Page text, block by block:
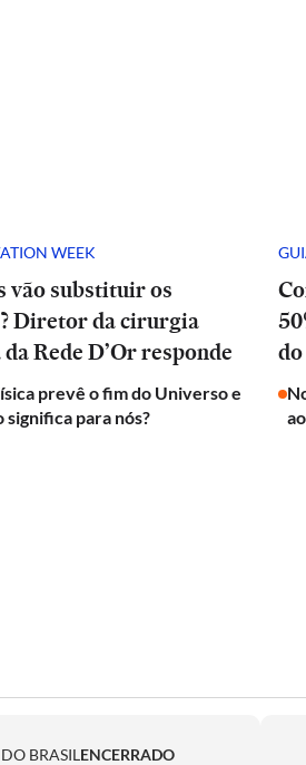
WEEK
vão substituir os
Diretor da cirurgia
Rede D’Or responde
prevê o fim do Universo e
significa para nós?
BRASILENCERRADO